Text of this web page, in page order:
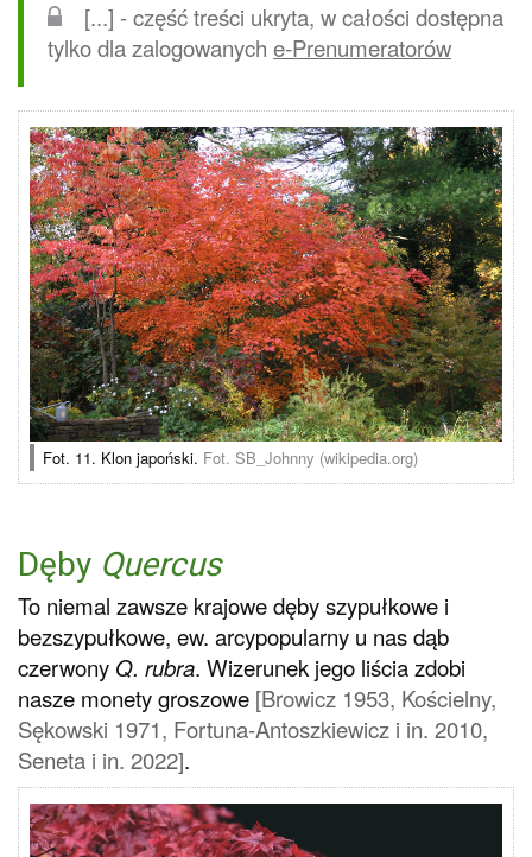
[...] - część treści ukryta, w całości dostępna
tylko dla zalogowanych e-Prenumeratorów
Fot. 11. Klon japoński. Fot. SB_Johnny (wikipedia.org)
Dęby Quercus
To niemal zawsze krajowe dęby szypułkowe i
bezszypułkowe, ew. arcypopularny u nas dąb
czerwony Q. rubra. Wizerunek jego liścia zdobi
nasze monety groszowe [Browicz 1953, Kościelny,
Sękowski 1971, Fortuna-Antoszkiewicz i in. 2010,
Seneta i in. 2022].